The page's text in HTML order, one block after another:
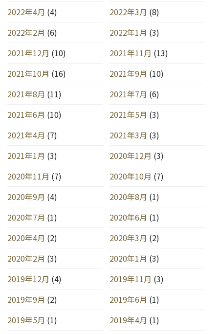
2022年4月 (4) 2022年3月 (8)
2022年2月 (6) 2022年1月 (3)
2021年12月 (10) 2021年11月 (13)
2021年10月 (16) 2021年9月 (10)
2021年8月 (11) 2021年7月 (6)
2021年6月 (10) 2021年5月 (3)
2021年4月 (7) 2021年3月 (3)
2021年1月 (3) 2020年12月 (3)
2020年11月 (7) 2020年10月 (7)
2020年9月 (4) 2020年8月 (1)
2020年7月 (1) 2020年6月 (1)
2020年4月 (2) 2020年3月 (2)
2020年2月 (3) 2020年1月 (3)
2019年12月 (4) 2019年11月 (3)
2019年9月 (2) 2019年6月 (1)
2019年5月 (1) 2019年4月 (1)